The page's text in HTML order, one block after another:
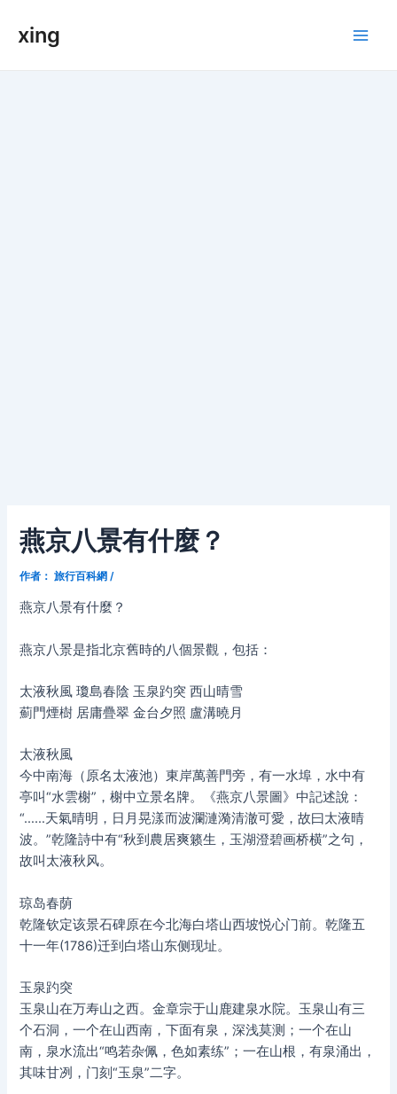
xing
燕京八景有什麼？
作者： 旅行百科網 /
燕京八景有什麼？
燕京八景是指北京舊時的八個景觀，包括：
太液秋風 瓊島春陰 玉泉趵突 西山晴雪
薊門煙樹 居庸疊翠 金台夕照 盧溝曉月
太液秋風
今中南海（原名太液池）東岸萬善門旁，有一水埠，水中有
亭叫“水雲榭”，榭中立景名牌。《燕京八景圖》中記述說：
“……天氣晴明，日月晃漾而波瀾漣漪清澈可愛，故曰太液晴
波。”乾隆詩中有“秋到農居爽籁生，玉湖澄碧画桥横”之句，
故叫太液秋风。
琼岛春荫
乾隆钦定该景石碑原在今北海白塔山西坡悦心门前。乾隆五
十一年(1786)迁到白塔山东侧现址。
玉泉趵突
玉泉山在万寿山之西。金章宗于山鹿建泉水院。玉泉山有三
个石洞，一个在山西南，下面有泉，深浅莫测；一个在山
南，泉水流出“鸣若杂佩，色如素练”；一在山根，有泉涌出，
其味甘冽，门刻“玉泉”二字。